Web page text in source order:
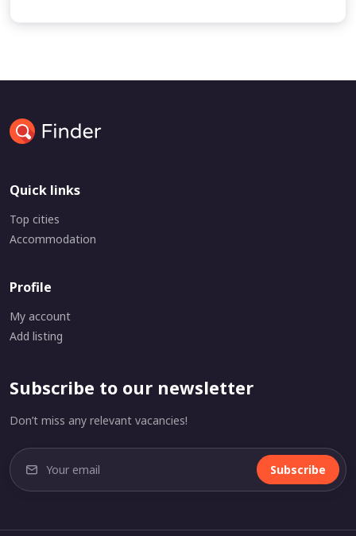
Quick links
Top cities
Accommodation
Profile
My account
Add listing
Subscribe to our newsletter
Don’t miss any relevant vacancies!
Subscribe